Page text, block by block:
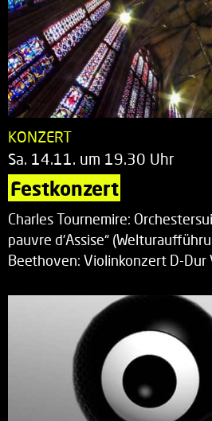
KONZERT
Sa. 14.11. um 19.30 Uhr
Festkonzert
Charles Tournemire:
pauvre d’Assise“
Beethoven: Violinkonzert D-Dur